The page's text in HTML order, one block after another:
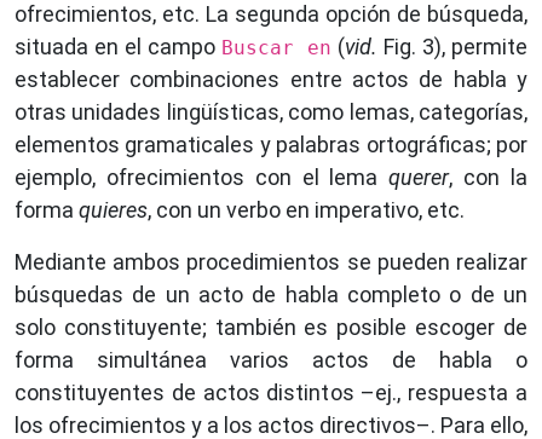
ofrecimientos, etc. La segunda opción de búsqueda,
situada en el campo Buscar en (vid. Fig. 3), permite
establecer combinaciones entre actos de habla y
otras unidades lingüísticas, como lemas, categorías,
elementos gramaticales y palabras ortográficas; por
ejemplo, ofrecimientos con el lemaquerer, con la
forma quieres, con un verbo en imperativo, etc.
Mediante ambos procedimientos se pueden realizar
búsquedas de un acto de habla completo o de un
solo constituyente; también es posible escoger de
forma simultánea varios actos de habla o
constituyentes de actos distintos –ej., respuesta a
los ofrecimientos y a los actos directivos–. Para ello,